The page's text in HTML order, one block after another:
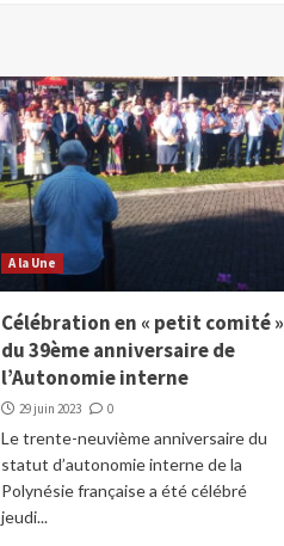
A la Une
Célébration en « petit comité »
du 39ème anniversaire de
l’Autonomie interne
29 juin 2023 0
Le trente-neuvième anniversaire du
statut d’autonomie interne de la
Polynésie française a été célébré
jeudi...